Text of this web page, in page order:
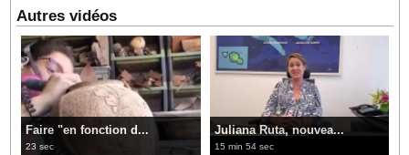
Autres vidéos
Faire "en fonction d...
23 sec
Juliana Ruta, nouvea...
15 min 54 sec